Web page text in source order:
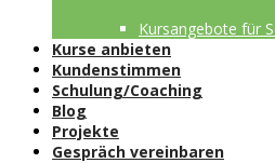
Kursangebote für
Kurse anbieten
Kundenstimmen
Schulung/Coaching
Blog
Projekte
Gespräch vereinbaren